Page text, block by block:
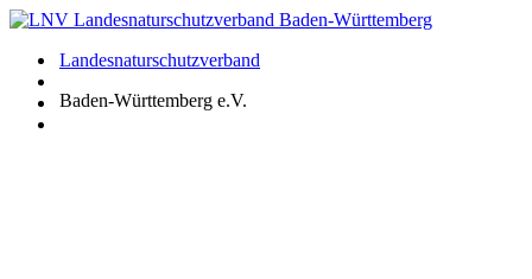
Zum
springenLandesnaturschutzverband
Baden-Württemberg e.V.